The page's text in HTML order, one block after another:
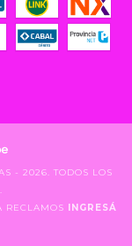
- 2026. TODOS LOS
RECLAMOS INGRESÁ